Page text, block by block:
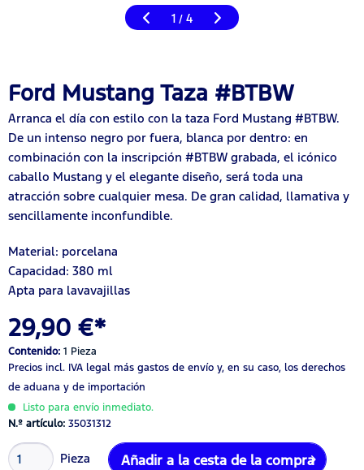
1 / 4
Ford Mustang Taza #BTBW
Arranca el día con estilo con la taza Ford Mustang #BTBW.
De un intenso negro por fuera, blanca por dentro: en
combinación con la inscripción #BTBW grabada, el icónico
caballo Mustang y el elegante diseño, será toda una
atracción sobre cualquier mesa. De gran calidad, llamativa y
sencillamente inconfundible.
Material: porcelana
Capacidad: 380 ml
Apta para lavavajillas
29,90 €*
Contenido: 1 Pieza
Precios incl. IVA legal más gastos de envío y, en su caso, los derechos
de aduana y de importación
Listo para envío inmediato.
N.º artículo: 35031312
Pieza Añadir a la cesta de la compra